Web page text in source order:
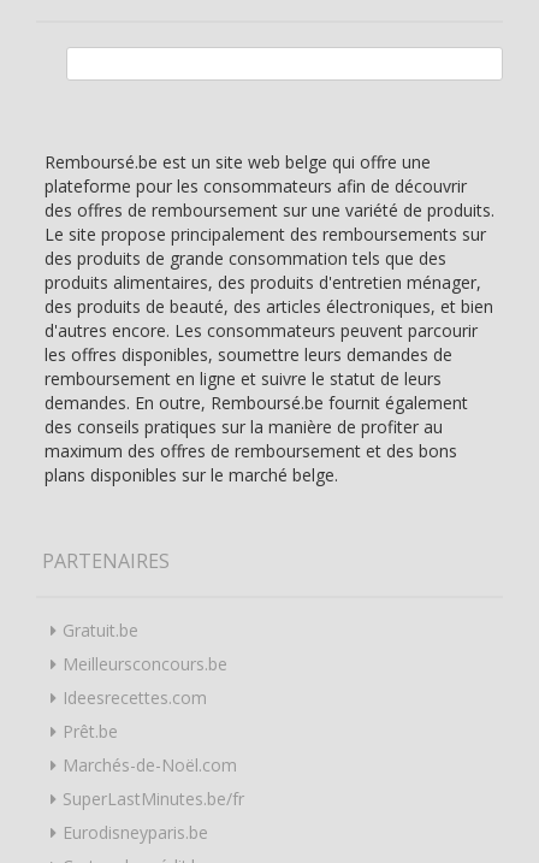
Remboursé.be est un site web belge qui offre une
plateforme pour les consommateurs afin de découvrir
des offres de remboursement sur une variété de produits.
Le site propose principalement des remboursements sur
des produits de grande consommation tels que des
produits alimentaires, des produits d'entretien ménager,
des produits de beauté, des articles électroniques, et bien
d'autres encore. Les consommateurs peuvent parcourir
les offres disponibles, soumettre leurs demandes de
remboursement en ligne et suivre le statut de leurs
demandes. En outre, Remboursé.be fournit également
des conseils pratiques sur la manière de profiter au
maximum des offres de remboursement et des bons
plans disponibles sur le marché belge.
PARTENAIRES
Gratuit.be
Meilleursconcours.be
Ideesrecettes.com
Prêt.be
Marchés-de-Noël.com
SuperLastMinutes.be/fr
Eurodisneyparis.be